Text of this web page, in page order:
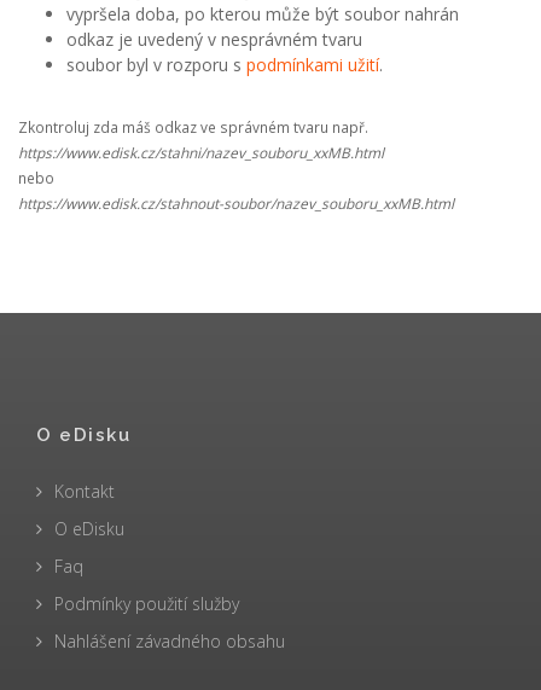
vypršela doba, po kterou může být soubor nahrán
odkaz je uvedený v nesprávném tvaru
soubor byl v rozporu s podmínkami užití.
Zkontroluj zda máš odkaz ve správném tvaru např.
https://www.edisk.cz/stahni/nazev_souboru_xxMB.html
nebo
https://www.edisk.cz/stahnout-soubor/nazev_souboru_xxMB.html
O eDisku
Kontakt
O eDisku
Faq
Podmínky použití služby
Nahlášení závadného obsahu